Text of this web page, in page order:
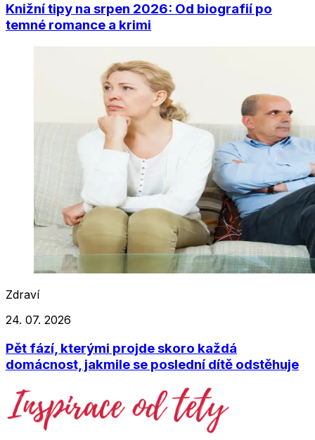
Knižní tipy na srpen 2026: Od biografií po
temné romance a krimi
Zdraví
24. 07. 2026
Pět fází, kterými projde skoro každá
domácnost, jakmile se poslední dítě odstěhuje